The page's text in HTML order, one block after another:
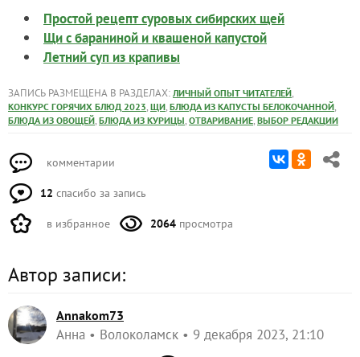
Простой рецепт суровых сибирских щей
Щи с бараниной и квашеной капустой
Летний суп из крапивы
ЗАПИСЬ РАЗМЕЩЕНА В РАЗДЕЛАХ: ЛИЧНЫЙ ОПЫТ ЧИТАТЕЛЕЙ,
КОНКУРС ГОРЯЧИХ БЛЮД 2023, ЩИ, БЛЮДА ИЗ КАПУСТЫ БЕЛОКОЧАННОЙ,
БЛЮДА ИЗ ОВОЩЕЙ, БЛЮДА ИЗ КУРИЦЫ, ОТВАРИВАНИЕ, ВЫБОР РЕДАКЦИИ
комментарии
12 спасибо за запись
в избранное 2064 просмотра
Автор записи:
Annakom73
Анна Волоколамск 9 декабря 2023, 21:10